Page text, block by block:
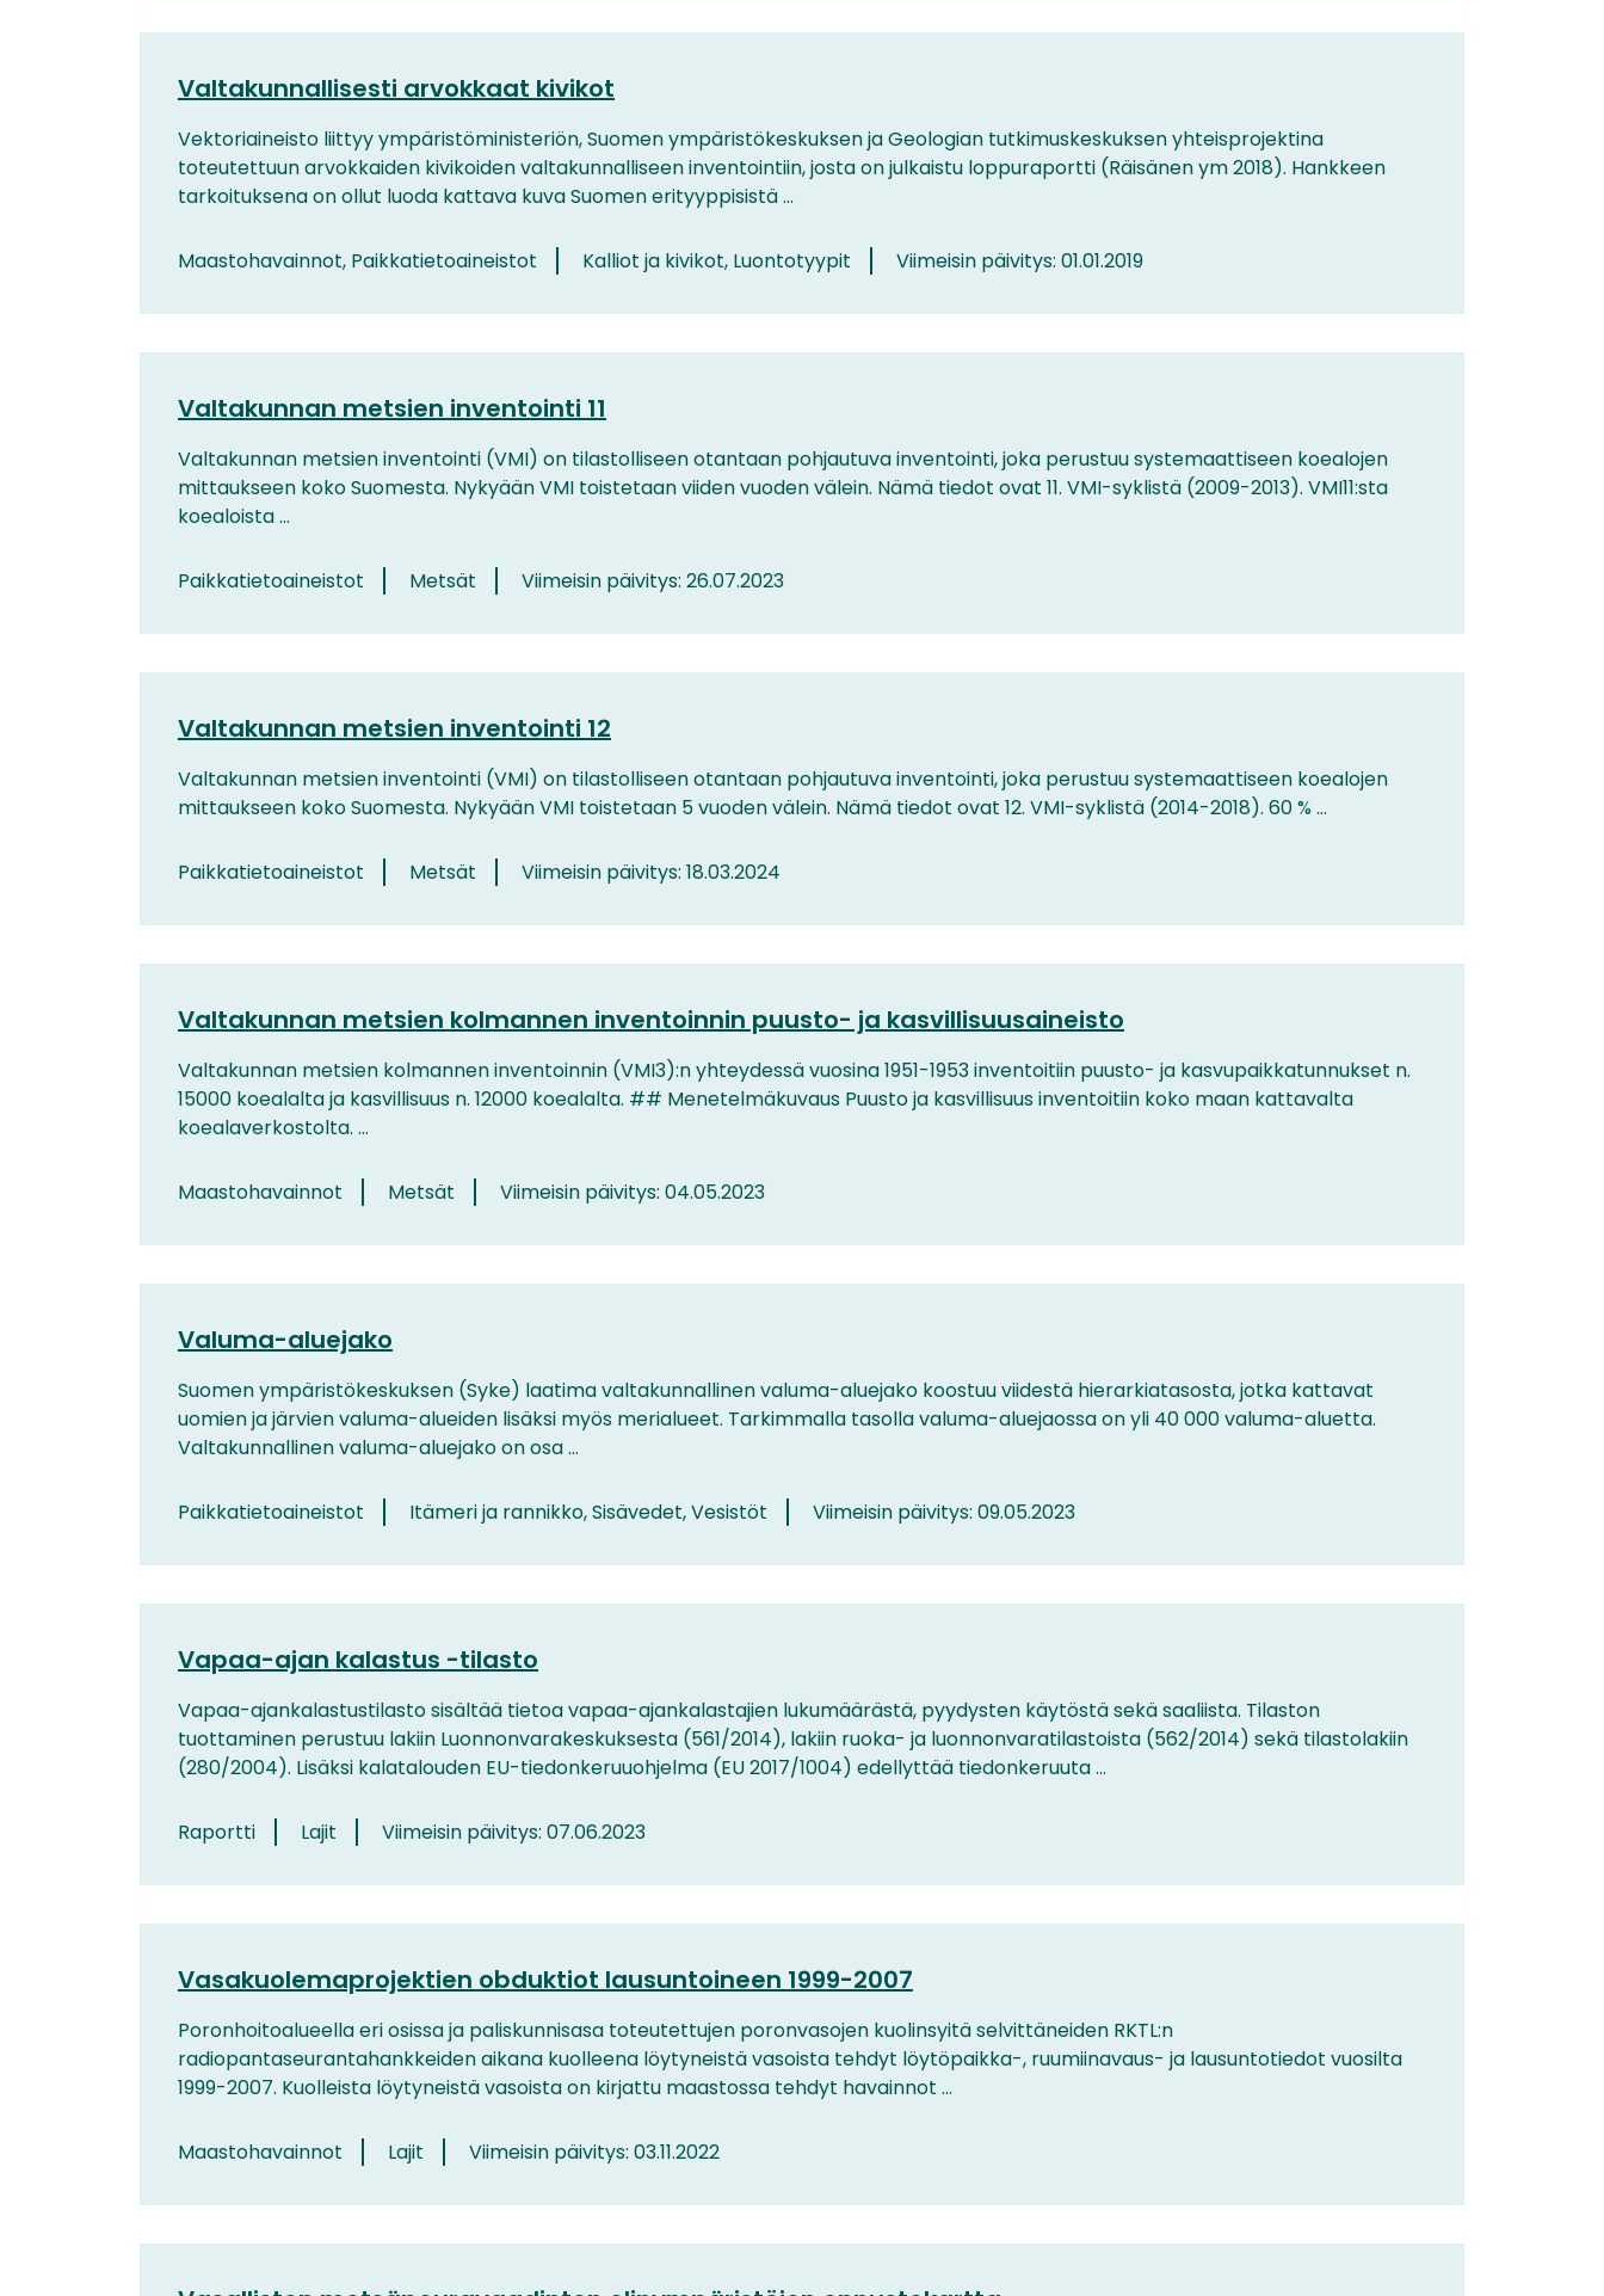
Valtakunnallisesti arvokkaat kivikot
Vektoriaineisto liittyy ympäristöministeriön, Suomen ympäristökeskuksen ja Geologian tutkimuskeskuksen yhteisprojektina
toteutettuun arvokkaiden kivikoiden valtakunnalliseen inventointiin, josta on julkaistu loppuraportti (Räisänen ym 2018). Hankkeen
tarkoituksena on ollut luoda kattava kuva Suomen erityyppisistä ...
Maastohavainnot, Paikkatietoaineistot Kalliot ja kivikot, Luontotyypit Viimeisin päivitys: 01.01.2019
Valtakunnan metsien inventointi 11
Valtakunnan metsien inventointi (VMI) on tilastolliseen otantaan pohjautuva inventointi, joka perustuu systemaattiseen koealojen
mittaukseen koko Suomesta. Nykyään VMI toistetaan viiden vuoden välein. Nämä tiedot ovat 11. VMI-syklistä (2009-2013). VMI11:sta
koealoista ...
Paikkatietoaineistot Metsät Viimeisin päivitys: 26.07.2023
Valtakunnan metsien inventointi 12
Valtakunnan metsien inventointi (VMI) on tilastolliseen otantaan pohjautuva inventointi, joka perustuu systemaattiseen koealojen
mittaukseen koko Suomesta. Nykyään VMI toistetaan 5 vuoden välein. Nämä tiedot ovat 12. VMI-syklistä (2014-2018). 60 % ...
Paikkatietoaineistot Metsät Viimeisin päivitys: 18.03.2024
Valtakunnan metsien kolmannen inventoinnin puusto- ja kasvillisuusaineisto
Valtakunnan metsien kolmannen inventoinnin (VMI3):n yhteydessä vuosina 1951-1953 inventoitiin puusto- ja kasvupaikkatunnukset n.
15000 koealalta ja kasvillisuus n. 12000 koealalta. ## Menetelmäkuvaus Puusto ja kasvillisuus inventoitiin koko maan kattavalta
koealaverkostolta. ...
Maastohavainnot Metsät Viimeisin päivitys: 04.05.2023
Valuma-aluejako
Suomen ympäristökeskuksen (Syke) laatima valtakunnallinen valuma-aluejako koostuu viidestä hierarkiatasosta, jotka kattavat
uomien ja järvien valuma-alueiden lisäksi myös merialueet. Tarkimmalla tasolla valuma-aluejaossa on yli 40 000 valuma-aluetta.
Valtakunnallinen valuma-aluejako on osa ...
Paikkatietoaineistot Itämeri ja rannikko, Sisävedet, Vesistöt Viimeisin päivitys: 09.05.2023
Vapaa-ajan kalastus -tilasto
Vapaa-ajankalastustilasto sisältää tietoa vapaa-ajankalastajien lukumäärästä, pyydysten käytöstä sekä saaliista. Tilaston
tuottaminen perustuu lakiin Luonnonvarakeskuksesta (561/2014), lakiin ruoka- ja luonnonvaratilastoista (562/2014) sekä tilastolakiin
(280/2004). Lisäksi kalatalouden EU-tiedonkeruuohjelma (EU 2017/1004) edellyttää tiedonkeruuta ...
Raportti Lajit Viimeisin päivitys: 07.06.2023
Vasakuolemaprojektien obduktiot lausuntoineen 1999-2007
Poronhoitoalueella eri osissa ja paliskunnisasa toteutettujen poronvasojen kuolinsyitä selvittäneiden RKTL:n
radiopantaseurantahankkeiden aikana kuolleena löytyneistä vasoista tehdyt löytöpaikka-, ruumiinavaus- ja lausuntotiedot vuosilta
1999-2007. Kuolleista löytyneistä vasoista on kirjattu maastossa tehdyt havainnot ...
Maastohavainnot Lajit Viimeisin päivitys: 03.11.2022